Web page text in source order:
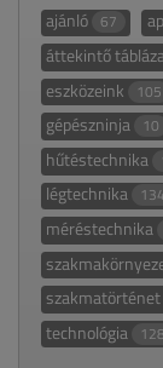
ajánló 67
áttekintő
eszközeink 105
gépészninja 10
hűtéstechnika
légtechnika 134
méréstechnika
szakmatörténet
technológia 128